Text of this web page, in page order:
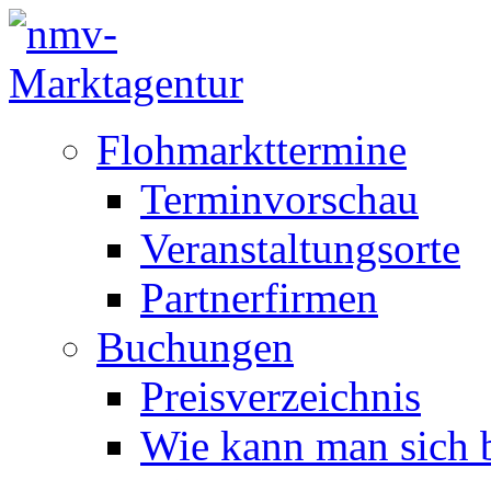
Flohmarkttermine
Terminvorschau
Veranstaltungsorte
Partnerfirmen
Buchungen
Preisverzeichnis
Wie kann man sich